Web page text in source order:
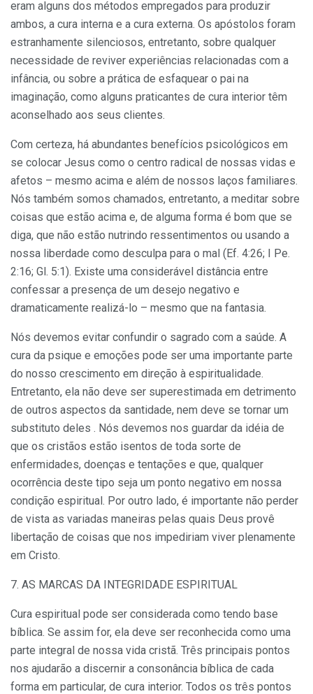
eram alguns dos métodos empregados para produzir
ambos, a cura interna e a cura externa. Os apóstolos foram
estranhamente silenciosos, entretanto, sobre qualquer
necessidade de reviver experiências relacionadas com a
infância, ou sobre a prática de esfaquear o pai na
imaginação, como alguns praticantes de cura interior têm
aconselhado aos seus clientes.
Com certeza, há abundantes benefícios psicológicos em
se colocar Jesus como o centro radical de nossas vidas e
afetos – mesmo acima e além de nossos laços familiares.
Nós também somos chamados, entretanto, a meditar sobre
coisas que estão acima e, de alguma forma é bom que se
diga, que não estão nutrindo ressentimentos ou usando a
nossa liberdade como desculpa para o mal (Ef. 4:26; I Pe.
2:16; Gl. 5:1). Existe uma considerável distância entre
confessar a presença de um desejo negativo e
dramaticamente realizá-lo – mesmo que na fantasia.
Nós devemos evitar confundir o sagrado com a saúde. A
cura da psique e emoções pode ser uma importante parte
do nosso crescimento em direção à espiritualidade.
Entretanto, ela não deve ser superestimada em detrimento
de outros aspectos da santidade, nem deve se tornar um
substituto deles . Nós devemos nos guardar da idéia de
que os cristãos estão isentos de toda sorte de
enfermidades, doenças e tentações e que, qualquer
ocorrência deste tipo seja um ponto negativo em nossa
condição espiritual. Por outro lado, é importante não perder
de vista as variadas maneiras pelas quais Deus provê
libertação de coisas que nos impediriam viver plenamente
em Cristo.
7. AS MARCAS DA INTEGRIDADE ESPIRITUAL
Cura espiritual pode ser considerada como tendo base
bíblica. Se assim for, ela deve ser reconhecida como uma
parte integral de nossa vida cristã. Três principais pontos
nos ajudarão a discernir a consonância bíblica de cada
forma em particular, de cura interior. Todos os três pontos